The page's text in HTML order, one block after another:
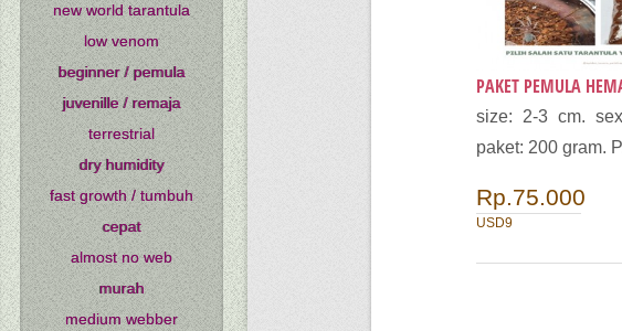
PAKET PEMULA
size: 2-3 cm.
paket: 200 gram.
Rp.75.000
USD9
new world tarantula
low venom
beginner / pemula
juvenille / remaja
terrestrial
dry humidity
fast growth / tumbuh
cepat
almost no web
murah
medium webber